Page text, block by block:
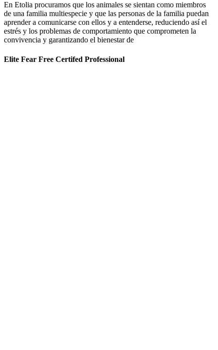
En Etolia procuramos que los animales se sientan como miembros
de una familia multiespecie y que las personas de la familia puedan
aprender a comunicarse con ellos y a entenderse, reduciendo así el
estrés y los problemas de comportamiento que comprometen la
convivencia y garantizando el bienestar de
Elite Fear Free Certifed Professional